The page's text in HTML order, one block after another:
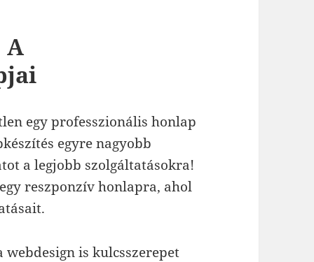
A
egy professzionális honlap
egyre nagyobb
a legjobb szolgáltatásokra!
reszponzív honlapra, ahol
webdesign is kulcsszerepet